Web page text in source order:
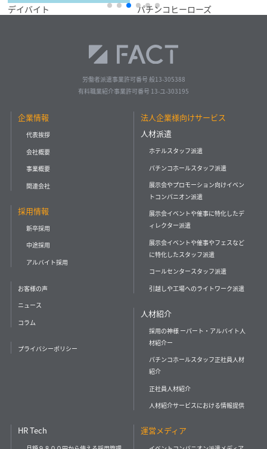
パチンコヒーローズ イベントサイト
労働者派遣事業許可番号 般13-305388
有料職業紹介事業許可番号 13-ユ-303195
企業情報
代表挨拶
会社概要
事業概要
関連会社
採用情報
新卒採用
中途採用
アルバイト採用
お客様の声
ニュース
コラム
プライバシーポリシー
法人企業様向けサービス
人材派遣
ホテルスタッフ派遣
パチンコホールスタッフ派遣
展示会やプロモーション向けイベン
トコンパニオン派遣
展示会イベントや催事に特化したデ
ィレクター派遣
展示会イベントや催事やフェスなど
に特化したスタッフ派遣
コールセンタースタッフ派遣
引越しや工場へのライトワーク派遣
人材紹介
採用の神様 ーパート・アルバイト人
材紹介ー
パチンコホールスタッフ正社員人材
紹介
正社員人材紹介
人材紹介サービスにおける情報提供
HR Tech 運営メディア